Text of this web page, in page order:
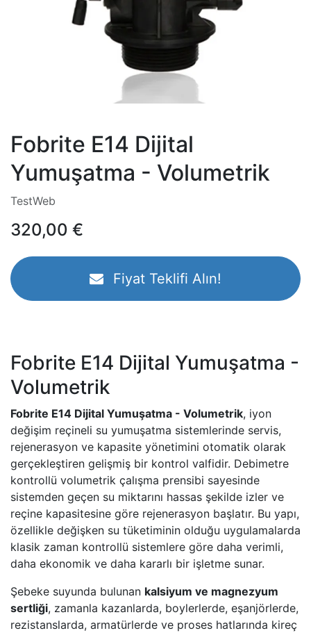
Fobrite E14 Dijital
Yumuşatma - Volumetrik
TestWeb
320,00 €
Fiyat Teklifi Alın!
Fobrite E14 Dijital Yumuşatma -
Volumetrik
Fobrite E14 Dijital Yumuşatma - Volumetrik, iyon
değişim reçineli su yumuşatma sistemlerinde servis,
rejenerasyon ve kapasite yönetimini otomatik olarak
gerçekleştiren gelişmiş bir kontrol valfidir. Debimetre
kontrollü volumetrik çalışma prensibi sayesinde
sistemden geçen su miktarını hassas şekilde izler ve
reçine kapasitesine göre rejenerasyon başlatır. Bu yapı,
özellikle değişken su tüketiminin olduğu uygulamalarda
klasik zaman kontrollü sistemlere göre daha verimli,
daha ekonomik ve daha kararlı bir işletme sunar.
Şebeke suyunda bulunan kalsiyum ve magnezyum
sertliği, zamanla kazanlarda, boylerlerde, eşanjörlerde,
rezistanslarda, armatürlerde ve proses hatlarında kireç